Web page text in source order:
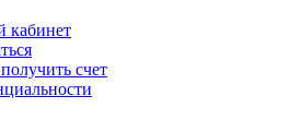
кабинет
счет